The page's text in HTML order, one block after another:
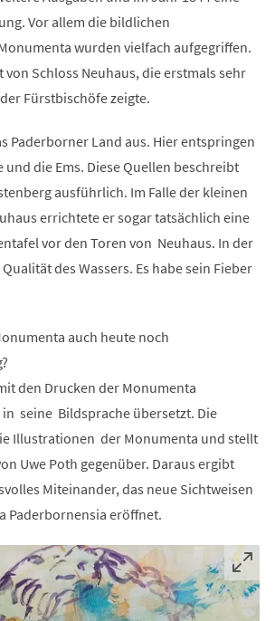
Vor allem die bildlichen
wurden vielfach aufgegriffen.
von Schloss Neuhaus, die erstmals sehr
Fürstbischöfe zeigte.
Paderborner Land aus. Hier entspringen
und die Ems. Diese Quellen beschreibt
ausführlich. Im Falle der kleinen
errichtete er sogar tatsächlich eine
vor den Toren von Neuhaus. In der
des Wassers. Es habe sein Fieber
auch heute noch
den Drucken der Monumenta
seine Bildsprache übersetzt. Die
Illustrationen der Monumenta und stellt
Uwe Poth gegenüber. Daraus ergibt
Miteinander, das neue Sichtweisen
Paderbornensia eröffnet.